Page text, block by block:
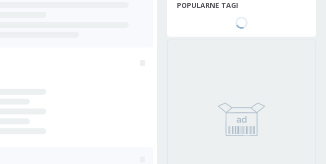
POPULARNE TAGI